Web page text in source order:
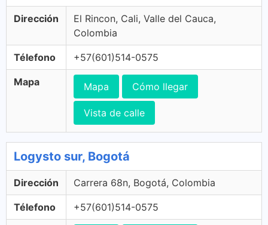
Dirección
El Rincon, Cali, Valle del Cauca,
Colombia
Télefono +57(601)514-0575
Mapa Mapa Cómo llegar
Vista de calle
Logysto sur, Bogotá
Dirección Carrera 68n, Bogotá, Colombia
Télefono +57(601)514-0575